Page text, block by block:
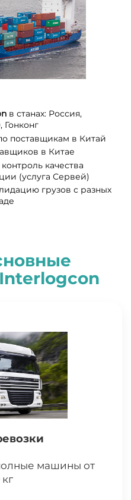
в станах: Россия,
Гонконг
поставщикам в Китай
в Китае
качества
(услуга Сервей)
грузов с разных
Interlogcon
машины от
кг